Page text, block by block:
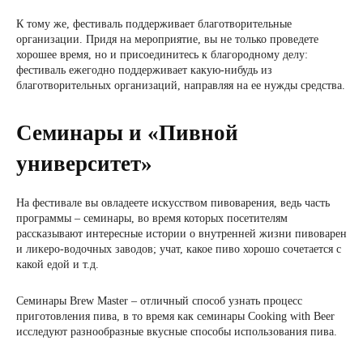
К тому же, фестиваль поддерживает благотворительные
организации. Придя на мероприятие, вы не только проведете
хорошее время, но и присоединитесь к благородному делу:
фестиваль ежегодно поддерживает какую-нибудь из
благотворительных организаций, направляя на ее нужды средства.
Семинары и «Пивной
университет»
На фестивале вы овладеете искусством пивоварения, ведь часть
программы – семинары, во время которых посетителям
рассказывают интересные истории о внутренней жизни пивоварен
и ликеро-водочных заводов; учат, какое пиво хорошо сочетается с
какой едой и т.д.
Семинары Brew Master – отличный способ узнать процесс
приготовления пива, в то время как семинары Cooking with Beer
исследуют разнообразные вкусные способы использования пива.